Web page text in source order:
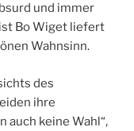
und immer
Bo Wiget liefert
Wahnsinn.
des
ihre
auch keine Wahl“,